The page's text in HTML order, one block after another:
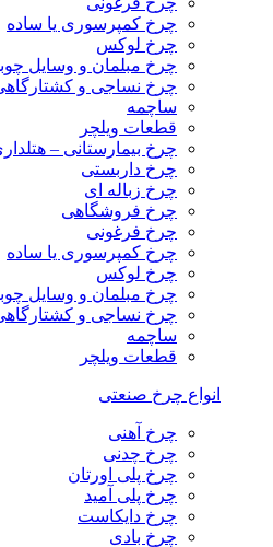
چرخ کمپرسوری یا ساده
چرخ لوکس
چرخ مبلمان و وسایل
چرخ نساجی و
ساچمه
قطعات ویلچر
چرخ بیمارستانی –
چرخ داربستی
چرخ زباله ای
چرخ فروشگاهی
چرخ فرغونی
چرخ کمپرسوری یا ساده
چرخ لوکس
چرخ مبلمان و وسایل
چرخ نساجی و
ساچمه
قطعات ویلچر
انواع چرخ صنعتی
چرخ آهنی
چرخ چدنی
چرخ پلی اورتان
چرخ پلی آمید
چرخ دایکاست
چرخ بادی